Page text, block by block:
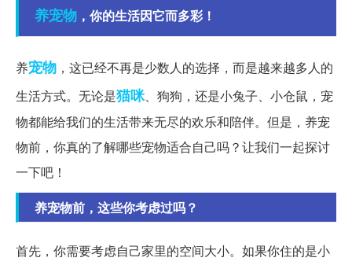
养宠物 ，你的生活因它而多彩！
养宠物 ，这已经不再是少数人的选择，而是越来越多人的
生活方式。无论是猫咪、狗狗，还是小兔子、小仓鼠，宠
物都能给我们的生活带来无尽的欢乐和陪伴。但是，养宠
物前，你真的了解哪些宠物适合自己吗？让我们一起探讨
一下吧！
养宠物前，这些你考虑过吗？
首先，你需要考虑自己家里的空间大小。如果你住的是小